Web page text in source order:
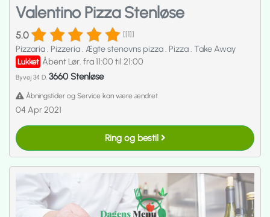
Valentino Pizza Stenløse
5.0 [[1]]
Pizzaria Pizzeria Ægte stenovns pizza Pizza Take Away
Lukket Åbent Lør. fra 11:00 til 21:00
Byvej 34 D, 3660 Stenløse
Åbningstider og Service kan være ændret
04 Apr 2021
Ring og bestil